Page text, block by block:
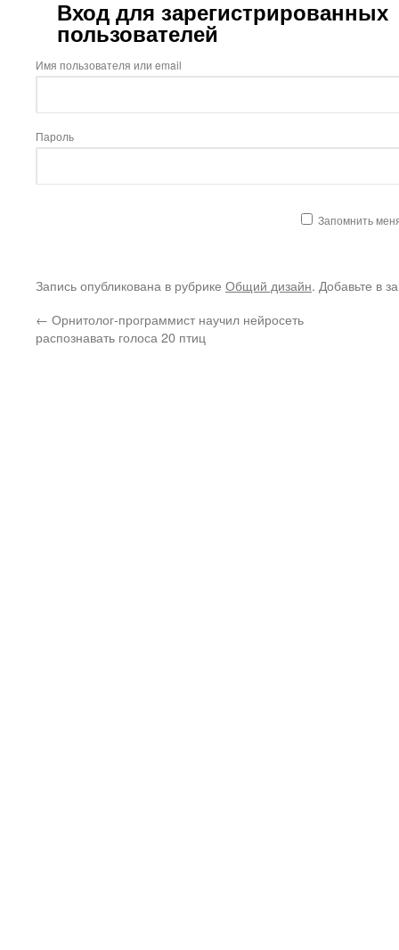
Вход для зарегистрированных
пользователей
Имя пользователя или email
Пароль
Запомнить
Запись опубликована в рубрике Общий дизайн. Добавьте в
← Орнитолог-программист научил нейросеть
распознавать голоса 20 птиц